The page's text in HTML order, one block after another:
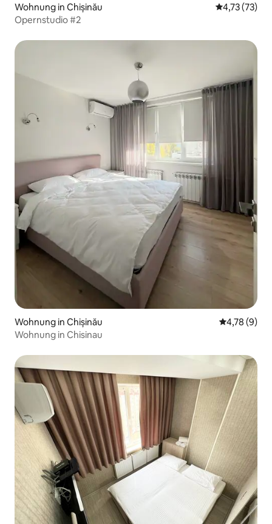
Wohnung in Chișinău
4,73 (73)
Opernstudio #2
Wohnung in Chișinău
4,78 (9)
Wohnung in Chisinau